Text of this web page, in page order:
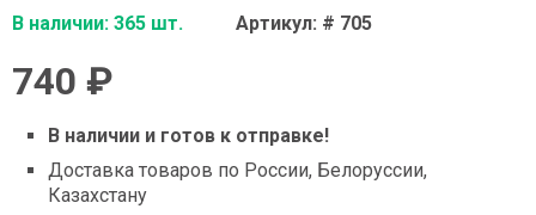
В наличии: 365 шт. Артикул: # 705
740 ₽
В наличии и готов к отправке!
Доставка товаров по России, Белоруссии,
Казахстану